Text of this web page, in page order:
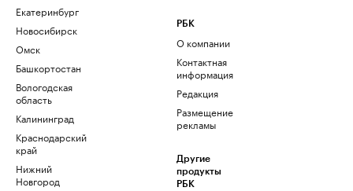
Екатеринбург
Новосибирск
Омск
Башкортостан
Вологодская
область
Калининград
Краснодарский
край
Нижний
Новгород
РБК
О компании
Контактная
информация
Редакция
Размещение
рекламы
Другие
продукты
РБК